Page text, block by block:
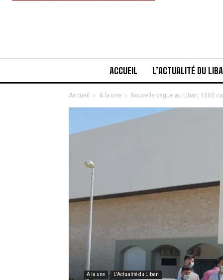
ACCUEIL L’ACTUALITÉ DU
Accueil A la une Nouvelle vague au Liban, 1502
A la une L'Actualité du Liban